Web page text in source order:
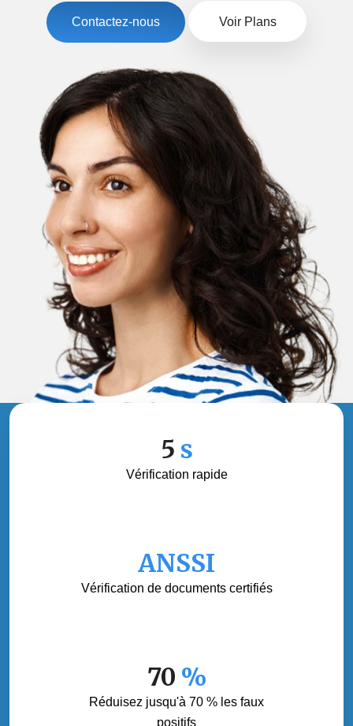
Contactez-nous Voir Plans
5 s
Vérification rapide
ANSSI
Vérification de documents certifiés
70 %
Réduisez jusqu'à 70 % les faux
positifs